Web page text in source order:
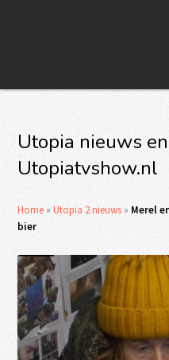
Utopia nieuws
Utopiatvshow.nl
Home »Utopia 2 nieuws » Merel
bier